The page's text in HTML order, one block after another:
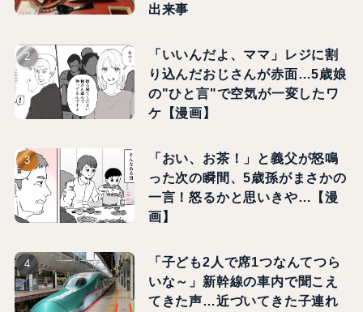
出来事
「いいんだよ、ママ」レジに割
り込んだおじさんが赤面…5歳娘
の"ひと言"で空気が一変したワ
ケ【漫画】
「おい、お茶！」と義父が怒鳴
った次の瞬間、5歳孫がまさかの
一言！怒るかと思いきや…【漫
画】
「子ども2人で席1つなんてつら
いな～」新幹線の車内で聞こえ
てきた声…近づいてきた子連れ